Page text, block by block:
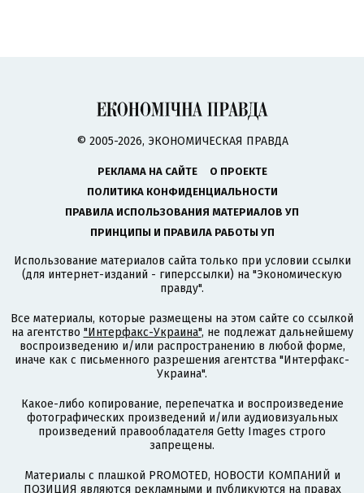
© 2005-2026, ЭКОНОМИЧЕСКАЯ ПРАВДА
РЕКЛАМА НА САЙТЕ
О ПРОЕКТЕ
ПОЛИТИКА КОНФИДЕНЦИАЛЬНОСТИ
ПРАВИЛА ИСПОЛЬЗОВАНИЯ МАТЕРИАЛОВ УП
ПРИНЦИПЫ И ПРАВИЛА РАБОТЫ УП
Использование материалов сайта только при условии ссылки
(для интернет-изданий - гиперссылки) на "Экономическую
правду".
Все материалы, которые размещены на этом сайте со ссылкой
на агентство "Интерфакс-Украина", не подлежат дальнейшему
воспроизведению и/или распространению в любой форме,
иначе как с письменного разрешения агентства "Интерфакс-
Украина".
Какое-либо копирование, перепечатка и воспроизведение
фотографических произведений и/или аудиовизуальных
произведений правообладателя Getty Images строго
запрещены.
Материалы с плашкой PROMOTED, НОВОСТИ КОМПАНИЙ и
ПОЗИЦИЯ являются рекламными и публикуются на правах